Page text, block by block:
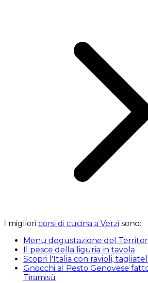
I migliori corsi di cucina a Verzi sono:
Menu degustazione del
Il pesce della liguria in tavola
Scopri l'Italia con ravioli,
Gnocchi al Pesto Genovese
Tiramisù